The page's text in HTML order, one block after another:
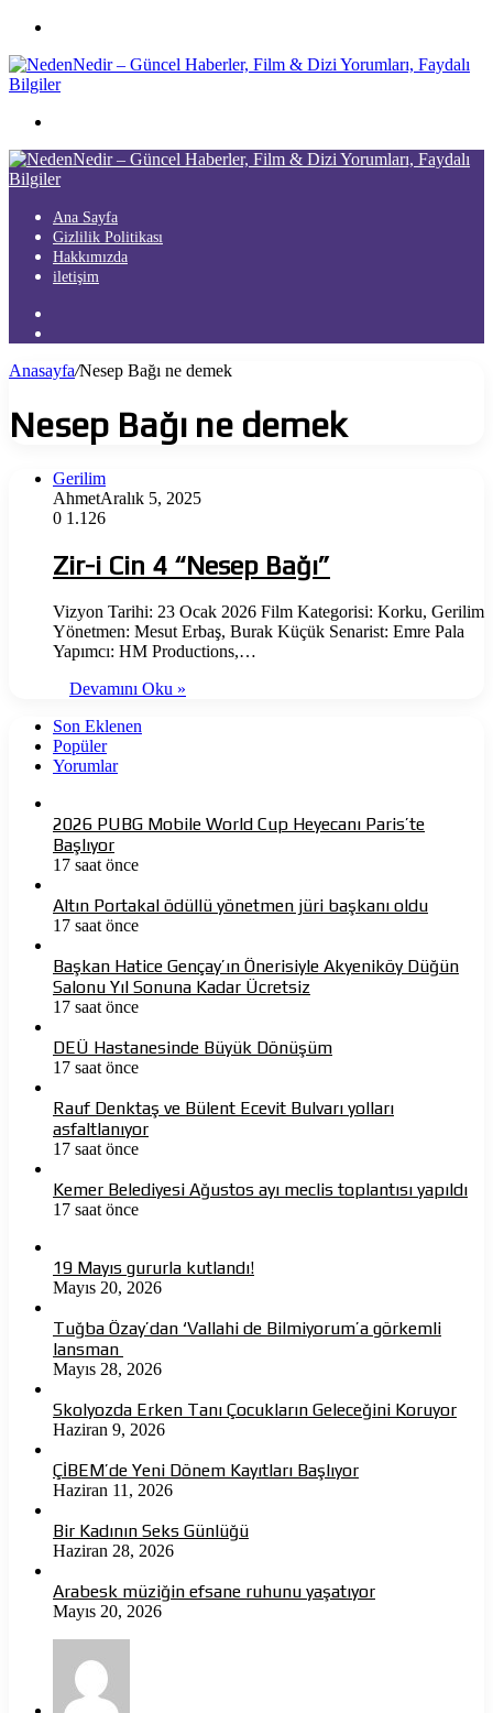
...
Ana Sayfa
Gizlilik Politikası
Hakkımızda
iletişim
...
Anasayfa/Nesep Bağı ne demek
Nesep Bağı ne demek
Gerilim
AhmetAralık 5, 2025
0 1.126
Zir-i Cin 4 “Nesep Bağı”
Vizyon Tarihi: 23 Ocak 2026 Film Kategorisi: Korku, Gerilim
Yönetmen: Mesut Erbaş, Burak Küçük Senarist: Emre Pala
Yapımcı: HM Productions,…
Devamını Oku »
Son Eklenen
Popüler
Yorumlar
2026 PUBG Mobile World Cup Heyecanı Paris’te
Başlıyor
17 saat önce
Altın Portakal ödüllü yönetmen jüri başkanı oldu
17 saat önce
Başkan Hatice Gençay’ın Önerisiyle Akyeniköy Düğün
Salonu Yıl Sonuna Kadar Ücretsiz
17 saat önce
DEÜ Hastanesinde Büyük Dönüşüm
17 saat önce
Rauf Denktaş ve Bülent Ecevit Bulvarı yolları
asfaltlanıyor
17 saat önce
Kemer Belediyesi Ağustos ayı meclis toplantısı yapıldı
17 saat önce
19 Mayıs gururla kutlandı!
Mayıs 20, 2026
Tuğba Özay’dan ‘Vallahi de Bilmiyorum’a görkemli
lansman
Mayıs 28, 2026
Skolyozda Erken Tanı Çocukların Geleceğini Koruyor
Haziran 9, 2026
ÇİBEM’de Yeni Dönem Kayıtları Başlıyor
Haziran 11, 2026
Bir Kadının Seks Günlüğü
Haziran 28, 2026
Arabesk müziğin efsane ruhunu yaşatıyor
Mayıs 20, 2026